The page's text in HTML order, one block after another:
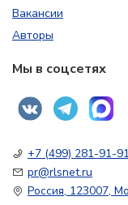
Вакансии
Авторы
Мы в соцсетях
+7 (499) 281-91-91
pr@rlsnet.ru
Россия, 123007,